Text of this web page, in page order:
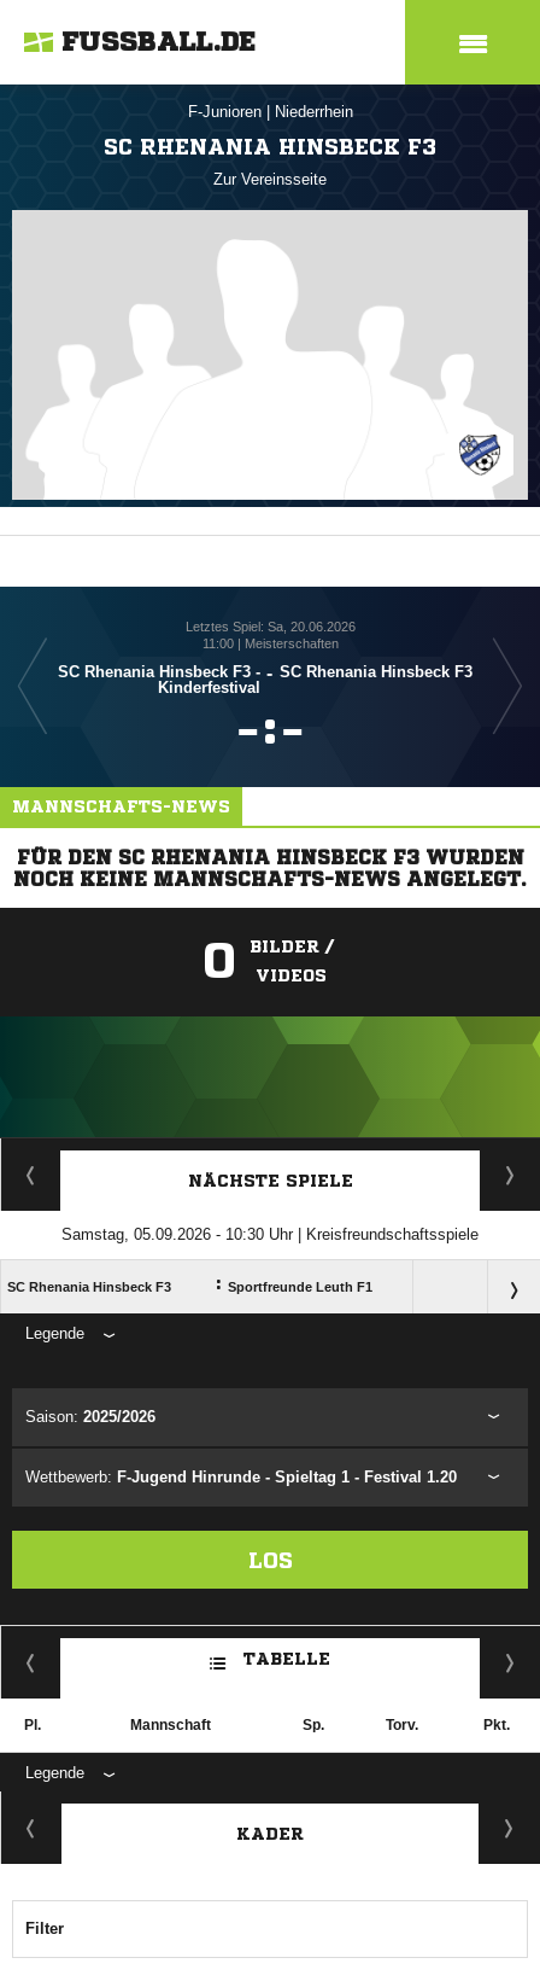
FUSSBALL.DE
F-Junioren Niederrhein
SC RHENANIA HINSBECK F3
Zur Vereinsseite
Letztes Spiel: Sa, 20.06.2026
11:00 | Meisterschaften
SC Rhenania Hinsbeck F3 -
Kinderfestival
- SC Rhenania Hinsbeck F3
:
MANNSCHAFTS-NEWS
FÜR DEN SC RHENANIA HINSBECK F3 WURDEN
NOCH KEINE MANNSCHAFTS-NEWS ANGELEGT.
0
BILDER /
VIDEOS
ANZEIGE
NÄCHSTE SPIELE
Samstag, 05.09.2026 - 10:30 Uhr | Kreisfreundschaftsspiele
SC Rhenania Hinsbeck F3 : Sportfreunde Leuth F1
Legende
Saison: 2025/2026
Wettbewerb: F-Jugend Hinrunde - Spieltag 1 - Festival 1.20
LOS
TABELLE
Pl. Mannschaft Sp. Torv. Pkt.
Legende
KADER
Filter